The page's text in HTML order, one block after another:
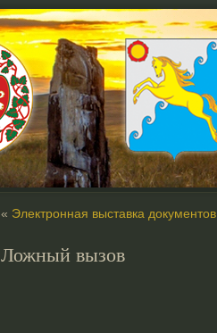
« Электронная выставка документов
Ложный вызов